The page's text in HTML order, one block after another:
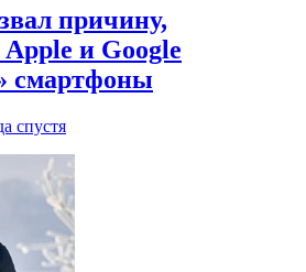
причину,
и Google
смартфоны
спустя